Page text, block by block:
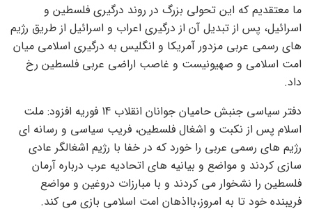
ما معتقدیم که این تحولی بزرگ در روند درگیری فلسطین و
اسرائیل، پس از تبدیل آن از درگیری اعراب و اسرائیل از طریق رژیم
های رسمی عربی مزدور آمریکا و انگلیس به درگیری اسلامی میان
امت اسلامی و صهیونیست و غاصب اراضی عربی فلسطین رخ
داد.
دفتر سیاسی جنبش حامیان جوانان انقلاب 14 فوریه افزود: ملت
اسلام پس از نکبت و اشغال فلسطین، فریب سیاسی و رسانه ای
رژیم های رسمی عربی را خورد که در خفا با رژیم اشغالگر عادی
سازی کردند و مواضع و بیانیه های اتحادیه عرب درباره آرمان
فلسطین را نشخوار می کردند و با مبارزات دروغین و مواضع
فریبنده خود تا به امروز،بااذهان امت اسلامی بازی می کند.